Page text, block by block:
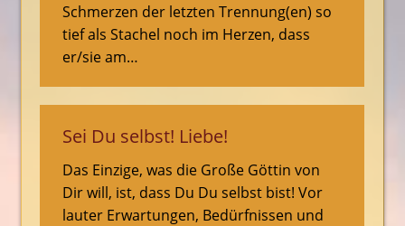
Schmerzen der letzten Trennung(en) so
tief als Stachel noch im Herzen, dass
er/sie am…
Sei Du selbst! Liebe!
Das Einzige, was die Große Göttin von
Dir will, ist, dass Du Du selbst bist! Vor
lauter Erwartungen, Bedürfnissen und